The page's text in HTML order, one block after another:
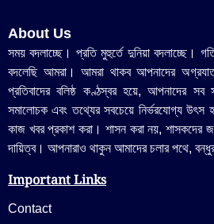
About Us
সময় বদলাচ্ছে। প্রতি মুহুর্তে দুনিয়া বদলাচ্ছে।
বদলেছি আমরা। আমরা থাকব আপনাদের
প্রতিবাদের বলিষ্ঠ কণ্ঠস্বর হয়ে, আপনাদের
সমালোচক এবং তথ্যের সবচেয়ে নির্ভরযোগ্য উ‍ৎস
কাজ খবর প্রকাশ করা। শাসন করা নয়, শাসকদের
দায়িত্ব। আপনারাও থাকুন আমাদের চলার পথে,
Important Links
Contact